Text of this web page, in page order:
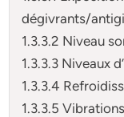
dégivrants/
1.3.3.2 Niveau
1.3.3.3 Niveaux
1.3.3.4
1.3.3.5 Vibrations